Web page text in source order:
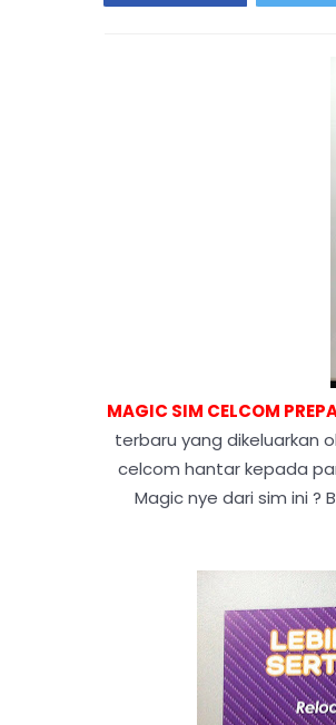
MAGIC SIM CELCOM
terbaru yang dikeluarkan
celcom hantar kepada
Magic nye dari sim ini